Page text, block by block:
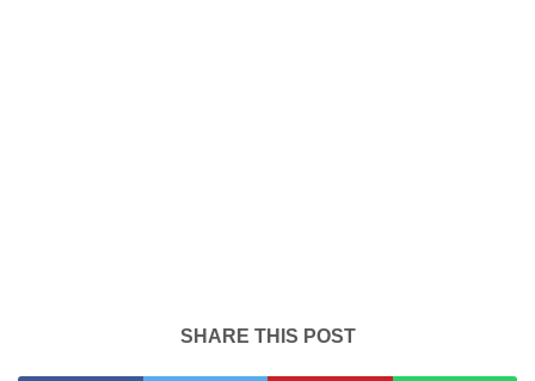
SHARE THIS POST